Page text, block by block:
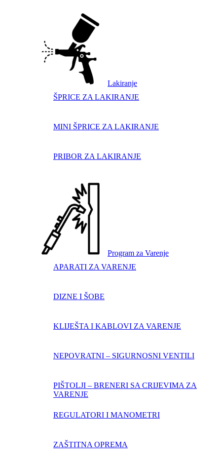
Lakiranje
ŠPRICE ZA LAKIRANJE
MINI ŠPRICE ZA LAKIRANJE
PRIBOR ZA LAKIRANJE
Program za Varenje
APARATI ZA VARENJE
DIZNE I ŠOBE
KLIJEŠTA I KABLOVI ZA VARENJE
NEPOVRATNI – SIGURNOSNI VENTILI
PIŠTOLJI – BRENERI SA CRIJEVIMA ZA
VARENJE
REGULATORI I MANOMETRI
ZAŠTITNA OPREMA